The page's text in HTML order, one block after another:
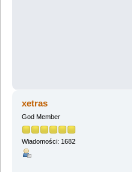
xetras
God Member
Wiadomości: 1682